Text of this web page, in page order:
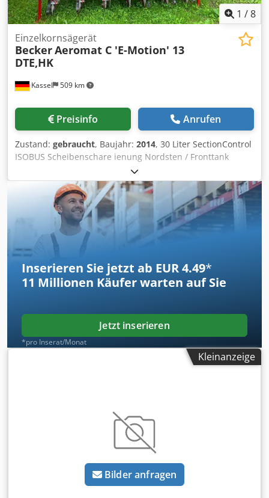
1 /8
Kassel 509 km
Einzelkornsägerät
BeckerAeromat C 'E-Motion' 13
DTE,HK
Preisinfo Anrufen
Zustand: gebraucht, Baujahr: 2014, 30 Liter SectionControl
ISOBUS Scheibenschare ienung Nordsten / Fronttank
NS1904M, Ba Befüllschnecke, 1900l / Dcjdpot Uz Ivefx Ah
Nsk
Inserieren Sie jetzt ab EUR 4.49*
11 Millionen Käufer warten auf Sie
Jetzt inserieren
*pro Inserat/Monat
Kleinanzeige
Bilder anfragen